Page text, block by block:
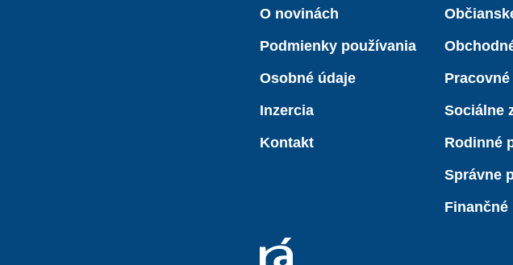
O novinách
Podmienky používania
Osobné údaje
Inzercia
Kontakt
Sociálne
Rodinné
Správne
Finančné